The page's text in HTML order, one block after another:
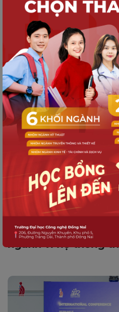
Hội thảo quốc tế
khép lại với nhiều
các nhà khoa học
NGHIÊN CỨU KHOA HỌC
Quy tụ diễn giả học
ICFSNS – 2026:
ngành vì hệ thống